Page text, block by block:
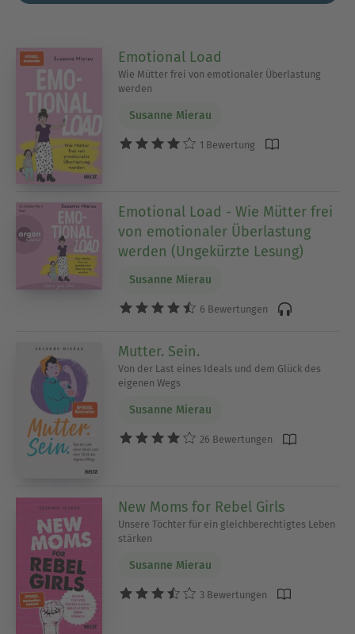
Emotional Load
Wie Mütter frei von emotionaler Überlastung
werden
Susanne Mierau
1 Bewertung
Emotional Load - Wie Mütter frei
von emotionaler Überlastung
werden (Ungekürzte Lesung)
Susanne Mierau
6 Bewertungen
Mutter. Sein.
Von der Last eines Ideals und dem Glück des
eigenen Wegs
Susanne Mierau
26 Bewertungen
New Moms for Rebel Girls
Unsere Töchter für ein gleichberechtigtes Leben
stärken
Susanne Mierau
3 Bewertungen